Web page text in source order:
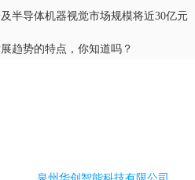
半导体机器视觉市场规模将近30亿元
趋势的特点，你知道吗？